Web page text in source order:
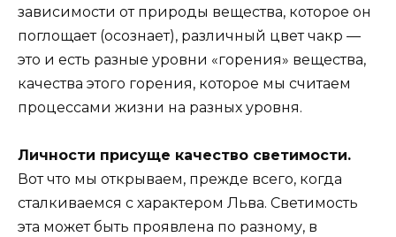
зависимости от природы вещества, которое он
поглощает (осознает), различный цвет чакр —
это и есть разные уровни «горения» вещества,
качества этого горения, которое мы считаем
процессами жизни на разных уровня.
Личности присуще качество светимости.
Вот что мы открываем, прежде всего, когда
сталкиваемся с характером Льва. Светимость
эта может быть проявлена по разному, в